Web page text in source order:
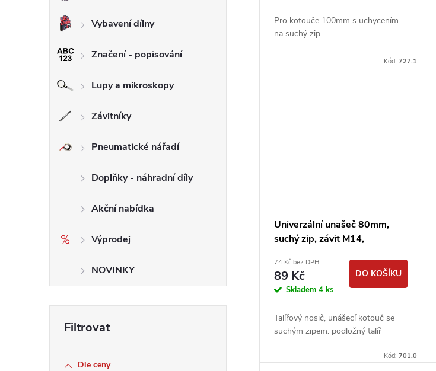
Vybavení dílny
Značení - popisování
Lupy a mikroskopy
Závitníky
Pneumatické nářadí
Doplňky - náhradní díly
Akční nabídka
Výprodej
NOVINKY
Dle ceny
k
Pro kotouče 100mm s uchycením
na suchý zip
Kód:727.1
Univerzální unašeč 80mm,
suchý zip, závit M14,
74 Kč bez DPH
89 Kč
Skladem 4 ks
DO KOŠÍKU
Talířový nosič, unášecí kotouč se
suchým zipem. podložný talíř
Kód:701.0